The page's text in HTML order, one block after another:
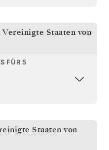
Vereinigte Staaten von
FÜR 5
Staaten von